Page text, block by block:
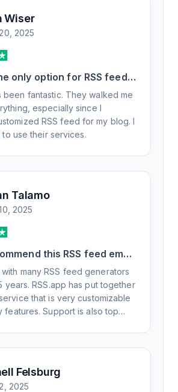
Wiser
2025
only option for RSS feed
been fantastic. They walked me
especially since I
RSS feed for my blog. I
use their services.
Talamo
2025
this RSS feed email
service.
many RSS feed generators
years. RSS.app has put together
that is very customizable
features. Support is also top
Highly recommend for all your
Our trucking news hub
work without it. Thank you.
Felsburg
2025